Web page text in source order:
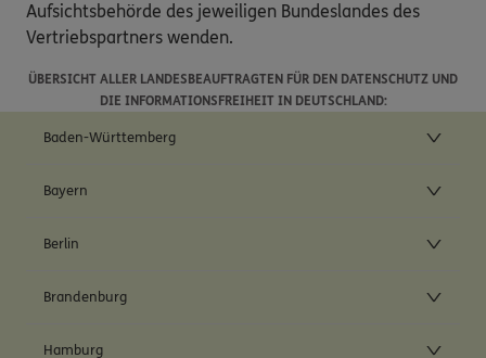
Aufsichtsbehörde des jeweiligen Bundeslandes des
Vertriebspartners wenden.
ÜBERSICHT ALLER LANDESBEAUFTRAGTEN FÜR DEN DATENSCHUTZ UND
DIE INFORMATIONSFREIHEIT IN DEUTSCHLAND:
Baden-Württemberg
Bayern
Berlin
Brandenburg
Hamburg